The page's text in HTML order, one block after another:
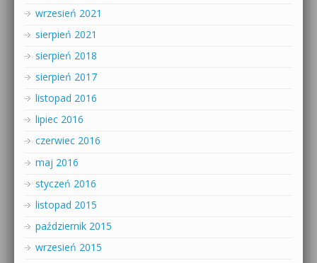
wrzesień 2021
sierpień 2021
sierpień 2018
sierpień 2017
listopad 2016
lipiec 2016
czerwiec 2016
maj 2016
styczeń 2016
listopad 2015
październik 2015
wrzesień 2015